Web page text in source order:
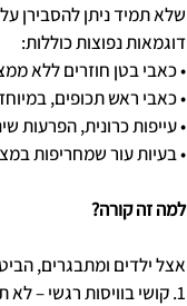
שלא תמיד ניתן להסבירן
דוגמאות נפוצות כוללות:
• כאבי בטן חוזרים ללא
• כאבי ראש תכופים,
• עייפות כרונית, הפרעות
• בעיות עור שמחריפות
למה זה קורה?
אצל ילדים ומתבגרים,
1. קושי בוויסות רגשי – לא תמיד יש להם את הכלים או המילים לבטא את מה שהם מרגישים.